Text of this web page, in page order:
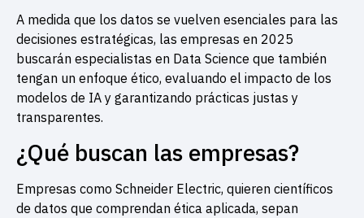
A medida que los datos se vuelven esenciales para las
decisiones estratégicas, las empresas en 2025
buscarán especialistas en Data Science que también
tengan un enfoque ético, evaluando el impacto de los
modelos de IA y garantizando prácticas justas y
transparentes.
¿Qué buscan las empresas?
Empresas como Schneider Electric, quieren científicos
de datos que comprendan ética aplicada, sepan